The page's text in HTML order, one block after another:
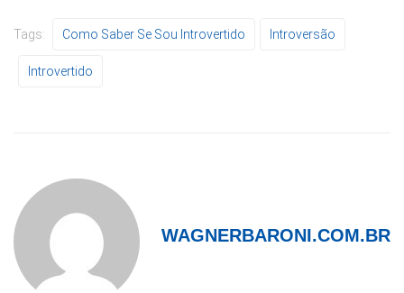
Tags: Como Saber Se Sou Introvertido Introversão
Introvertido
WAGNERBARONI.COM.BR